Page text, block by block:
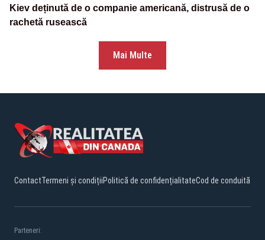
Kiev deținută de o companie americană, distrusă de o
rachetă rusească
Mai Multe
ContactTermeni și condițiiPolitică de confidențialitateCod de conduită
Parteneri: